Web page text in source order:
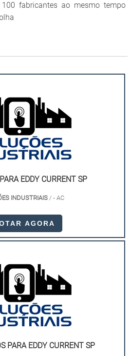
fabricantes ao mesmo tempo
EDDY CURRENT SP
INDUSTRIAIS / - AC
AGORA
PARA EDDY CURRENT SP